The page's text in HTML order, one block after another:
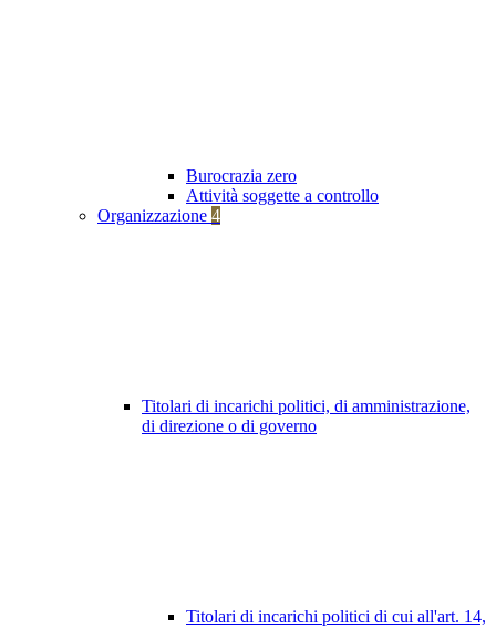
Burocrazia zero
Attività soggette a controllo
Organizzazione 4
Titolari di incarichi politici, di amministrazione,
di direzione o di governo
Titolari di incarichi politici di cui all'art. 14,